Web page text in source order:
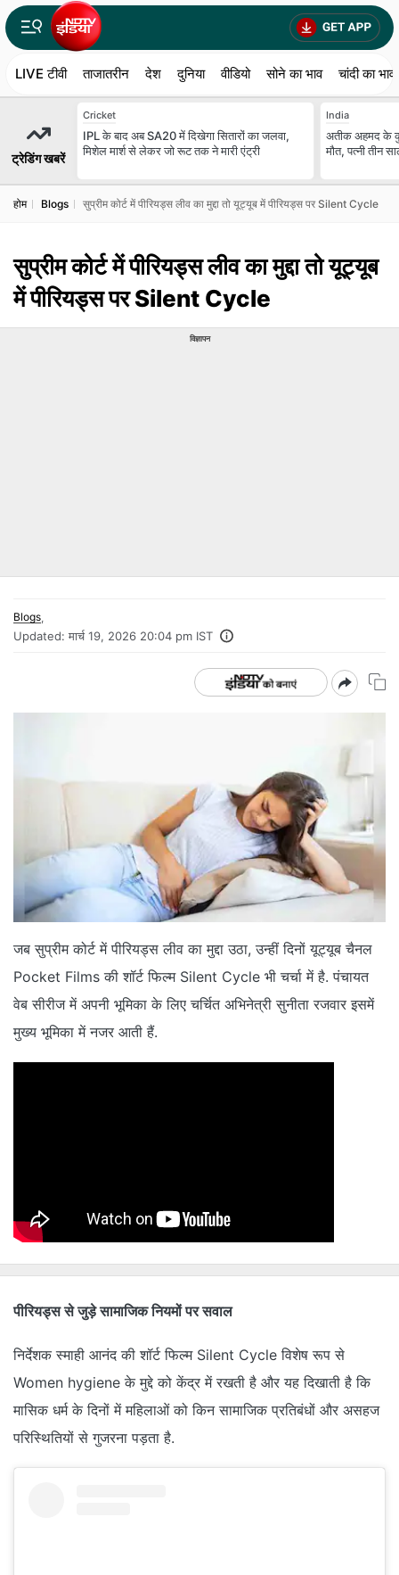
LIVE टीवी ताजातरीन देश दुनिया वीडियो सोने का भाव चांदी का भाव
ट्रेडिंग खबरें
Cricket
IPL के बाद अब SA20 में दिखेगा सितारों का जलवा,
मिशेल मार्श से लेकर जो रूट तक ने मारी एंट्री
India
अतीक अहमद के
मौत, पत्नी तीन
होम Blogs सुप्रीम कोर्ट में पीरियड्स लीव का मुद्दा तो यूट्यूब में पीरियड्स पर Silent Cycle
सुप्रीम कोर्ट में पीरियड्स लीव का मुद्दा तो यूट्यूब
में पीरियड्स पर Silent Cycle
विज्ञापन
Blogs
Updated: मार्च 19, 2026 20:04 pm IST
जब सुप्रीम कोर्ट में पीरियड्स लीव का मुद्दा उठा, उन्हीं दिनों यूट्यूब चैनल
Pocket Films की शॉर्ट फिल्म Silent Cycle भी चर्चा में है. पंचायत
वेब सीरीज में अपनी भूमिका के लिए चर्चित अभिनेत्री सुनीता रजवार इसमें
मुख्य भूमिका में नजर आती हैं.
पीरियड्स से जुड़े सामाजिक नियमों पर सवाल
निर्देशक स्माही आनंद की शॉर्ट फिल्म Silent Cycle विशेष रूप से
Women hygiene के मुद्दे को केंद्र में रखती है और यह दिखाती है कि
मासिक धर्म के दिनों में महिलाओं को किन सामाजिक प्रतिबंधों और असहज
परिस्थितियों से गुजरना पड़ता है.